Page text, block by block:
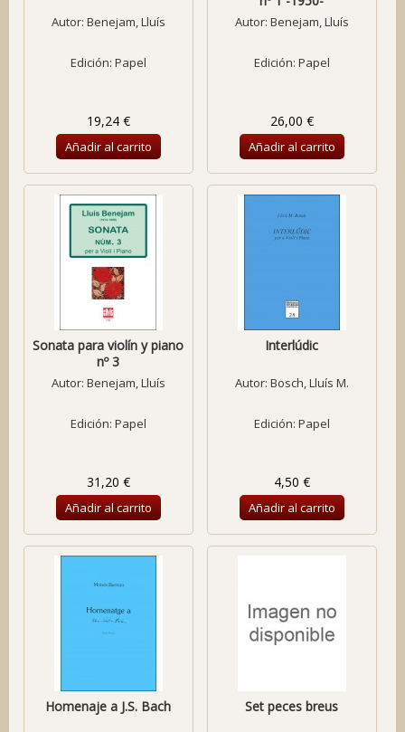
Autor: Benejam, Lluís
Edición: Papel
19,24 €
Añadir al carrito
Autor: Benejam, Lluís
Edición: Papel
26,00 €
Añadir al carrito
Sonata para violín y piano
nº 3
Autor: Benejam, Lluís
Edición: Papel
31,20 €
Añadir al carrito
Interlúdic
Autor: Bosch, Lluís M.
Edición: Papel
4,50 €
Añadir al carrito
Homenaje a J.S. Bach Set peces breus